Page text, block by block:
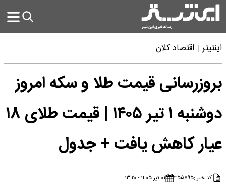
اینتیتر اقتصاد کلان
بروزرسانی قیمت طلا و سکه امروز
دوشنبه ۱ تیر ۱۴۰۵ | قیمت طلای ۱۸
عیار کاهش یافت + جدول
کد خبر :۴۵۵۷۹۵ ۰۱ تیر ۱۴۰۵ - ۱۳:۲۰